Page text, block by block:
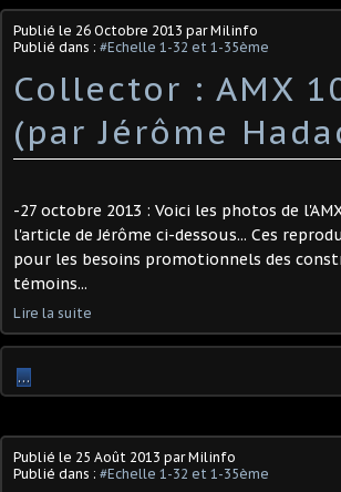
Publié le 26 Octobre 2013 par Milinfo
Publié dans : #Echelle 1-32 et 1-35ème
Collector : AMX
(par Jérôme
-27 octobre 2013 : Voici les photos de
l'article de Jérôme ci-dessous... Ces
pour les besoins promotionnels des
témoins...
Lire la suite
…
Publié le 25 Août 2013 par Milinfo
Publié dans : #Echelle 1-32 et 1-35ème